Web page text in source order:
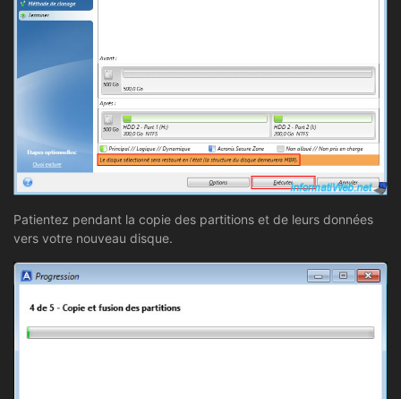
Patientez pendant la copie des partitions et de leurs données
vers votre nouveau disque.